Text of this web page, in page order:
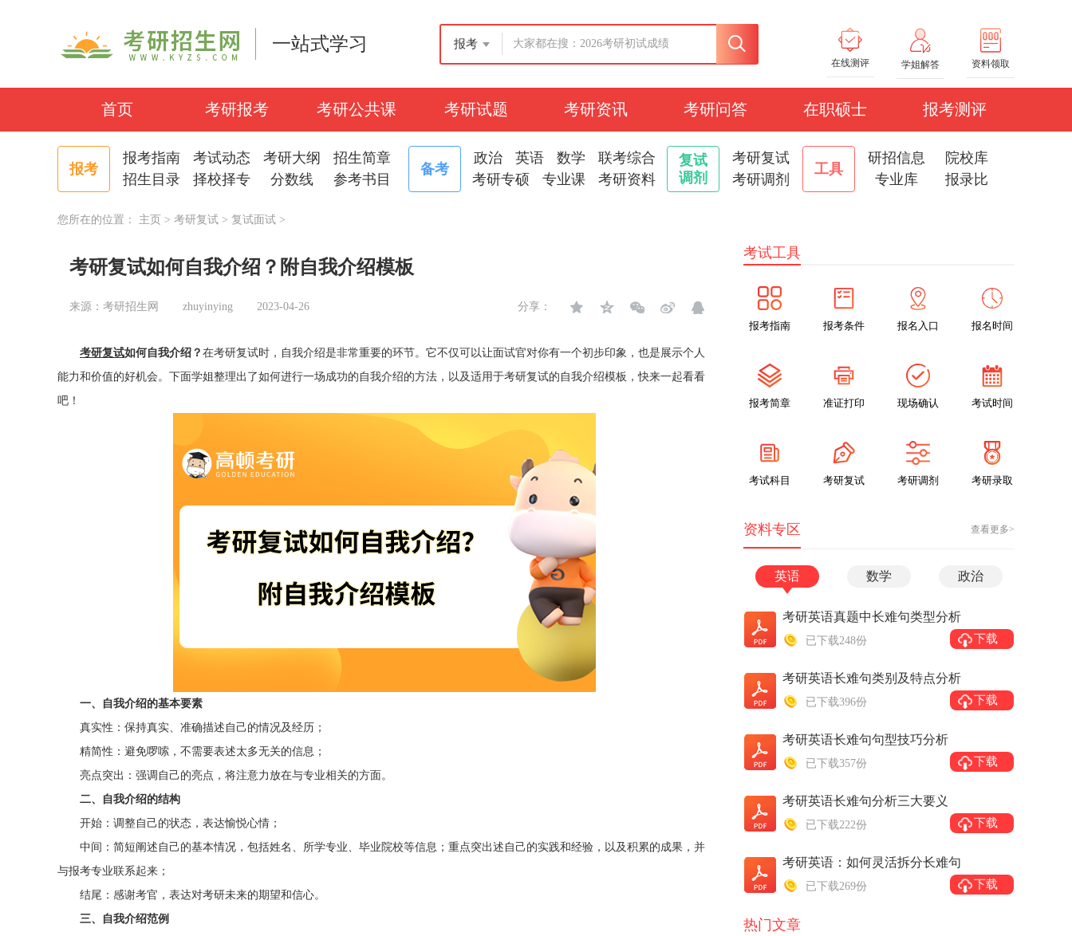
一站式学习 报考
在线测评 学姐解答 资料领取
首页 考研报考 考研公共课 考研试题 考研资讯 考研问答 在职硕士 报考测评
报考
报考指南 考试动态 考研大纲
招生简章
招生目录
择校择专 分数线 参考书目
备考
政治 英语 数学
联考综合
考研专硕
专业课 考研资料
复试
调剂
考研复试
考研调剂
工具
研招信息
院校库
专业库
报录比
您所在的位置： 主页 > 考研复试 > 复试面试 >
考研复试如何自我介绍？附自我介绍模板
来源：考研招生网 zhuyinying 2023-04-26 分享：
考研复试如何自我介绍？ 在考研复试时，自我介绍是非常重要的环节。它不仅可以让面试官对你有一个初步印象，也是展示个人
能力和价值的好机会。下面学姐整理出了如何进行一场成功的自我介绍的方法，以及适用于考研复试的自我介绍模板，快来一起看看
吧！
一、自我介绍的基本要素
真实性：保持真实、准确描述自己的情况及经历；
精简性：避免啰嗦，不需要表述太多无关的信息；
亮点突出：强调自己的亮点，将注意力放在与专业相关的方面。
二、自我介绍的结构
开始：调整自己的状态，表达愉悦心情；
中间：简短阐述自己的基本情况，包括姓名、所学专业、毕业院校等信息；重点突出述自己的实践和经验，以及积累的成果，并
与报考专业联系起来；
结尾：感谢考官，表达对考研未来的期望和信心。
三、自我介绍范例
考试工具
报考指南 报考条件 报名入口 报名时间
报考简章 准证打印 现场确认 考试时间
考试科目 考研复试 考研调剂 考研录取
资料专区 查看更多>
英语 数学 政治
考研英语真题中长难句类型分析
已下载248份 下载
考研英语长难句类别及特点分析
已下载396份 下载
考研英语长难句句型技巧分析
已下载357份 下载
考研英语长难句分析三大要义
已下载222份 下载
考研英语：如何灵活拆分长难句
已下载269份 下载
热门文章